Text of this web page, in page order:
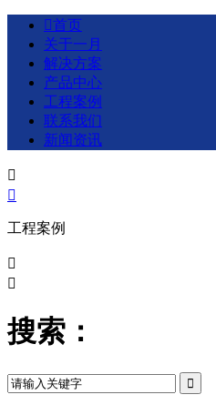
首页
关于一月
解决方案
产品中心
工程案例
联系我们
新闻资讯


工程案例


搜索：